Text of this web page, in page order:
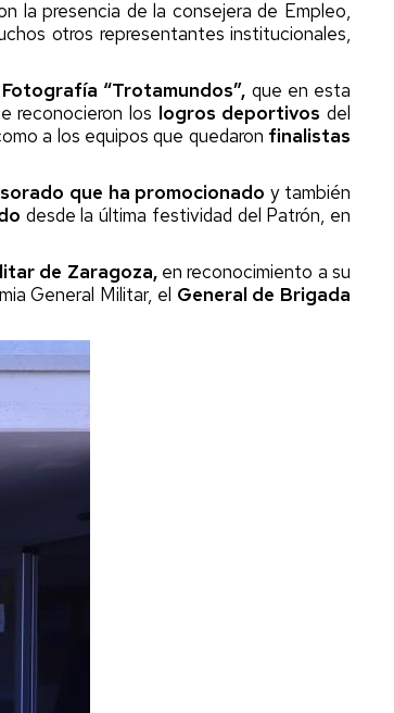
la presencia de la consejera de Empleo,
otros representantes institucionales,
“Trotamundos”, que en esta
reconocieron los logros deportivos del
a los equipos que quedaron finalistas
que ha promocionado y también
desde la última festividad del Patrón, en
de Zaragoza,en reconocimiento a su
General Militar, el General de Brigada